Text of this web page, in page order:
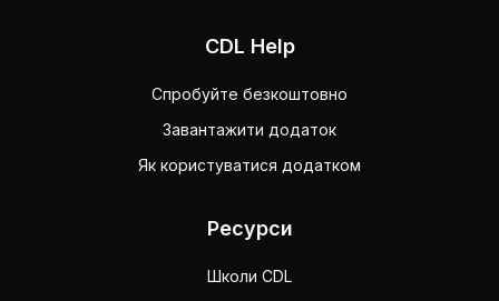
CDL Help
Спробуйте безкоштовно
Завантажити додаток
Як користуватися додатком
Ресурси
Школи CDL